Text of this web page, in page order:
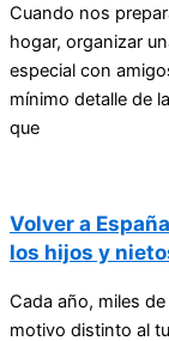
Cuando nos
hogar, organizar
especial con
mínimo detalle de
que
Volver a
los hijos y
Cada año, miles
motivo distinto al